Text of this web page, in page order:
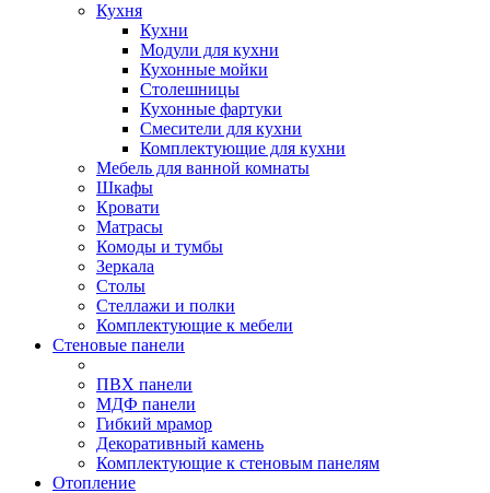
Кухня
Кухни
Модули для кухни
Кухонные мойки
Столешницы
Кухонные фартуки
Смесители для кухни
Комплектующие для кухни
Мебель для ванной комнаты
Шкафы
Кровати
Матрасы
Комоды и тумбы
Зеркала
Столы
Стеллажи и полки
Комплектующие к мебели
Стеновые панели
ПВХ панели
МДФ панели
Гибкий мрамор
Декоративный камень
Комплектующие к стеновым панелям
Отопление